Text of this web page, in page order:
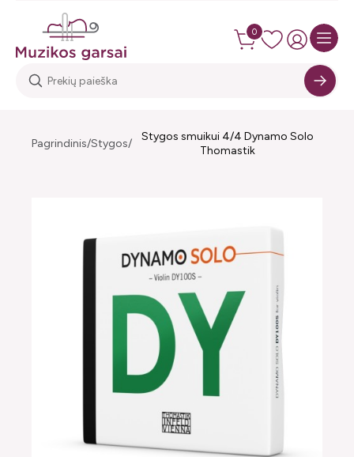
0
Pagrindinis Stygos
Stygos smuikui 4/4 Dynamo Solo
Thomastik